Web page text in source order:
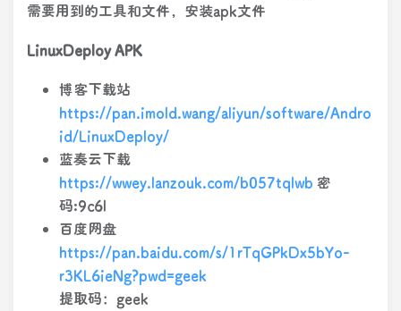
需要用到的工具和文件，安装apk文件
LinuxDeploy APK
博客下载站
https://pan.imold.wang/aliyun/software/Andro
id/LinuxDeploy/
蓝奏云下载
https://wwey.lanzouk.com/b057tqlwb 密
码:9c6l
百度网盘
https://pan.baidu.com/s/1rTqGPkDx5bYo-
r3KL6ieNg?pwd=geek
提取码：geek